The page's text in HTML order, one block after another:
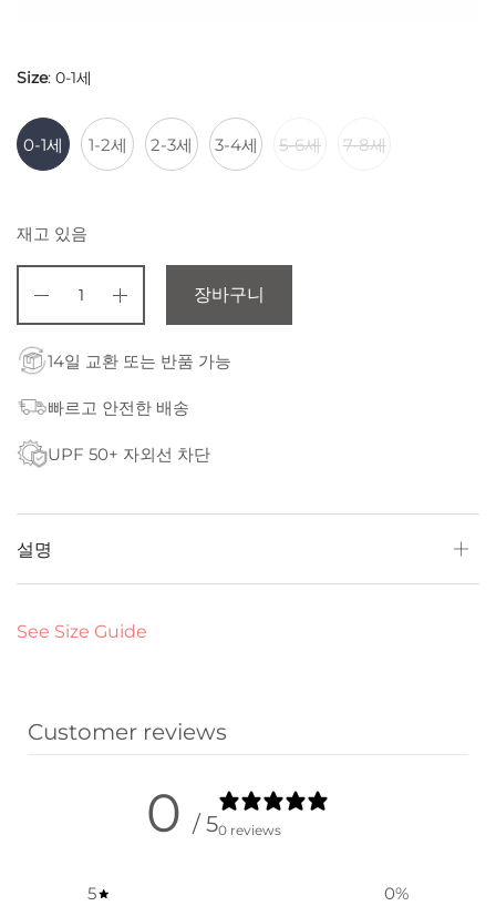
Size: 0-1세
0-1세 1-2세 2-3세 3-4세 5-6세 7-8세
재고 있음
장바구니
14일 교환 또는 반품 가능
빠르고 안전한 배송
UPF 50+ 자외선 차단
설명
See Size Guide
Customer reviews
0 / 50 reviews
5 0%